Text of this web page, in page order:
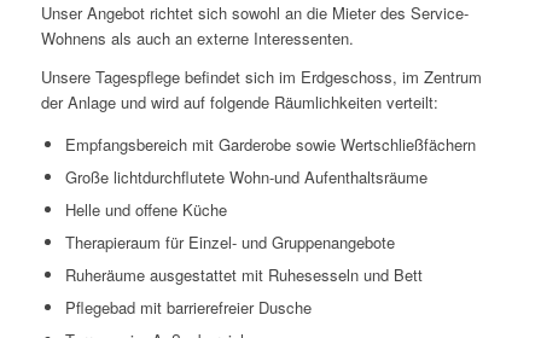
Unser Angebot richtet sich sowohl an die Mieter des Service-
Wohnens als auch an externe Interessenten.
Unsere Tagespflege befindet sich im Erdgeschoss, im Zentrum
der Anlage und wird auf folgende Räumlichkeiten verteilt:
Empfangsbereich mit Garderobe sowie Wertschließfächern
Große lichtdurchflutete Wohn-und Aufenthaltsräume
Helle und offene Küche
Therapieraum für Einzel- und Gruppenangebote
Ruheräume ausgestattet mit Ruhesesseln und Bett
Pflegebad mit barrierefreier Dusche